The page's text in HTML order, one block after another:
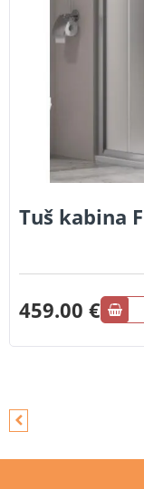
Tuš kabina
459.00 €